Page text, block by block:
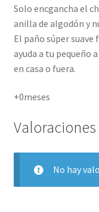
Solo encgancha el
anilla de algodón y
El paño súper suave
ayuda a tu pequeño
en casa o fuera.
+0meses
Valoraciones
No hay